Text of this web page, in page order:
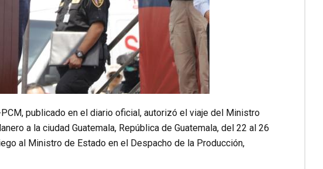
publicado en el diario oficial, autorizó el viaje del Ministro
a la ciudad Guatemala, República de Guatemala, del 22 al 26
al Ministro de Estado en el Despacho de la Producción,